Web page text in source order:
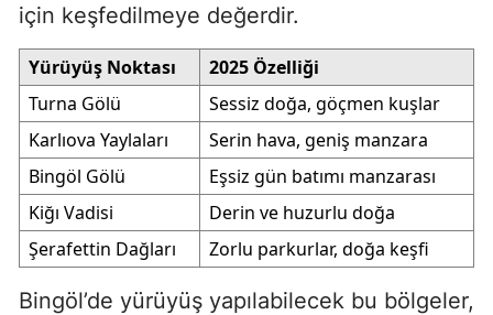
için keşfedilmeye değerdir.
Yürüyüş Noktası
2025 Özelliği
Turna Gölü
Sessiz doğa, göçmen kuşlar
Karlıova Yaylaları
Serin hava, geniş manzara
Bingöl Gölü
Eşsiz gün batımı manzarası
Kiğı Vadisi
Derin ve huzurlu doğa
Şerafettin Dağları
Zorlu parkurlar, doğa keşfi
Bingöl’de yürüyüş yapılabilecek bu bölgeler,